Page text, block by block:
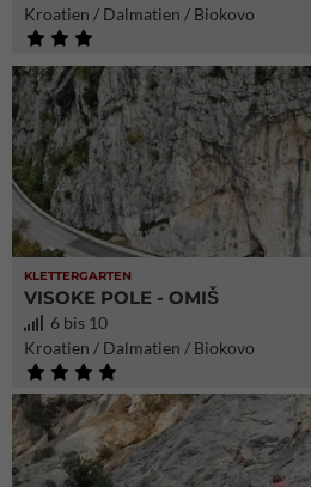
Kroatien / Dalmatien / Biokovo
KLETTERGARTEN
VISOKE POLE - OMIŠ
6 bis 10
Kroatien / Dalmatien / Biokovo